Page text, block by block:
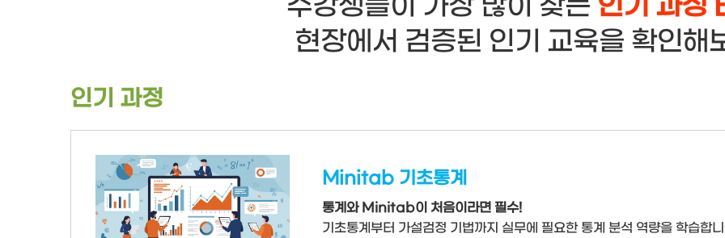
수강생들이 가장 많이 찾는 인기 과정
현장에서 검증된 인기 교육을 확인해
인기 과정
Minitab 기초통계
통계와 Minitab이 처음이라면 필수!
기초통계부터 가설검정 기법까지 실무에 필요한 통계 분석 역량을 학습합